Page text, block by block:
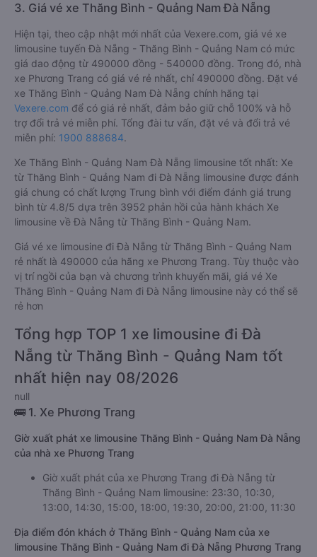
3. Giá vé xe Thăng Bình - Quảng Nam Đà Nẵng
Hiện tại, theo cập nhật mới nhất của Vexere.com, giá vé xe
limousine tuyến Đà Nẵng - Thăng Bình - Quảng Nam có mức
giá dao động từ 490000 đồng - 540000 đồng. Trong đó, nhà
xe Phương Trang có giá vé rẻ nhất, chỉ 490000 đồng. Đặt vé
xe Thăng Bình - Quảng Nam Đà Nẵng chính hãng tại
Vexere.com để có giá rẻ nhất, đảm bảo giữ chỗ 100% và hỗ
trợ đổi trả vé miễn phí. Tổng đài tư vấn, đặt vé và đổi trả vé
miễn phí: 1900 888684.
Xe Thăng Bình - Quảng Nam Đà Nẵng limousine tốt nhất: Xe
từ Thăng Bình - Quảng Nam đi Đà Nẵng limousine được đánh
giá chung có chất lượng Trung bình với điểm đánh giá trung
bình từ 4.8/5 dựa trên 3952 phản hồi của hành khách Xe
limousine về Đà Nẵng từ Thăng Bình - Quảng Nam.
Giá vé xe limousine đi Đà Nẵng từ Thăng Bình - Quảng Nam
rẻ nhất là 490000 của hãng xe Phương Trang. Tùy thuộc vào
vị trí ngồi của bạn và chương trình khuyến mãi, giá vé Xe
Thăng Bình - Quảng Nam đi Đà Nẵng limousine này có thể sẽ
rẻ hơn
Tổng hợp TOP 1 xe limousine đi Đà
Nẵng từ Thăng Bình - Quảng Nam tốt
nhất hiện nay 08/2026
null
🚌 1. Xe Phương Trang
Giờ xuất phát xe limousine Thăng Bình - Quảng Nam Đà Nẵng
của nhà xe Phương Trang
Giờ xuất phát của xe Phương Trang đi Đà Nẵng từ
Thăng Bình - Quảng Nam limousine: 23:30, 10:30,
13:00, 14:30, 15:00, 18:00, 19:30, 20:00, 21:00, 11:30
Địa điểm đón khách ở Thăng Bình - Quảng Nam của xe
limousine Thăng Bình - Quảng Nam đi Đà Nẵng Phương Trang